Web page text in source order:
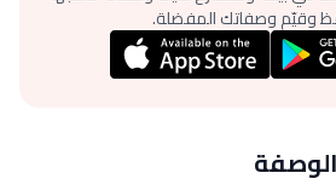
وقيّم وصفاتك المفضلة.